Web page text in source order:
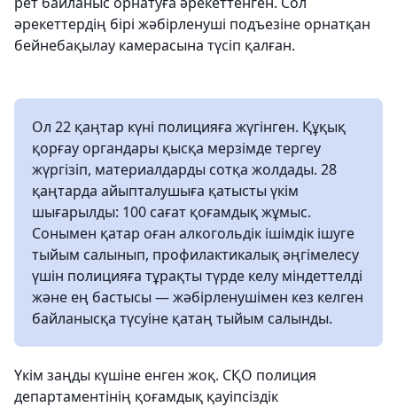
әрекеттердің бірі жәбірленуші подъезіне орнатқан
бейнебақылау камерасына түсіп қалған.
Ол 22 қаңтар күні полицияға жүгінген. Құқық
қорғау органдары қысқа мерзімде тергеу
жүргізіп, материалдарды сотқа жолдады. 28
қаңтарда айыпталушыға қатысты үкім
шығарылды: 100 сағат қоғамдық жұмыс.
Сонымен қатар оған алкогольдік ішімдік ішуге
тыйым салынып, профилактикалық әңгімелесу
үшін полицияға тұрақты түрде келу міндеттелді
және ең бастысы — жәбірленушімен кез келген
байланысқа түсуіне қатаң тыйым салынды.
Үкім заңды күшіне енген жоқ. СҚО полиция
департаментінің қоғамдық қауіпсіздік